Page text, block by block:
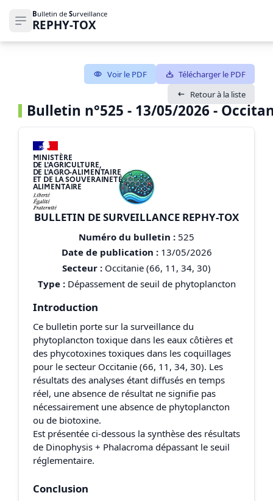
Ouvrir le menu de navigation
Bulletin de Surveillance
REPHY-TOX
Bulletin n°525 - 13/05/2026 -
Voir le PDF
Télécharger le PDF
Retour à la liste
MINISTÈRE
DE L'AGRICULTURE,
DE L'AGRO-ALIMENTAIRE
ET DE LA SOUVERAINETÉ
ALIMENTAIRE
BULLETIN DE SURVEILLANCE REPHY-TOX
Numéro du bulletin : 525
Date de publication :13/05/2026
Secteur : Occitanie (66, 11, 34, 30)
Type :Dépassement de seuil de phytoplancton
Introduction
Ce bulletin porte sur la surveillance du
phytoplancton toxique dans les eaux côtières et
des phycotoxines toxiques dans les coquillages
pour le secteur Occitanie (66, 11, 34, 30). Les
résultats des analyses étant diffusés en temps
réel, une absence de résultat ne signifie pas
nécessairement une absence de phytoplancton
ou de biotoxine.
Est présentée ci-dessous la synthèse des résultats
de Dinophysis + Phalacroma dépassant le seuil
réglementaire.
Conclusion